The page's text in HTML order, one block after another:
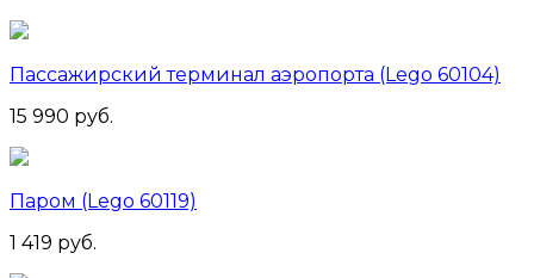
Пассажирский терминал аэропорта (Lego 60104)
15 990 руб.
Паром (Lego 60119)
1 419 руб.